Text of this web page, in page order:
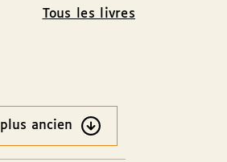
Tous les livres